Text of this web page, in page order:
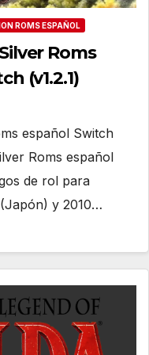
ROMS ESPAÑOL
Roms
(v1.2.1)
español Switch
Roms español
de rol para
y 2010…